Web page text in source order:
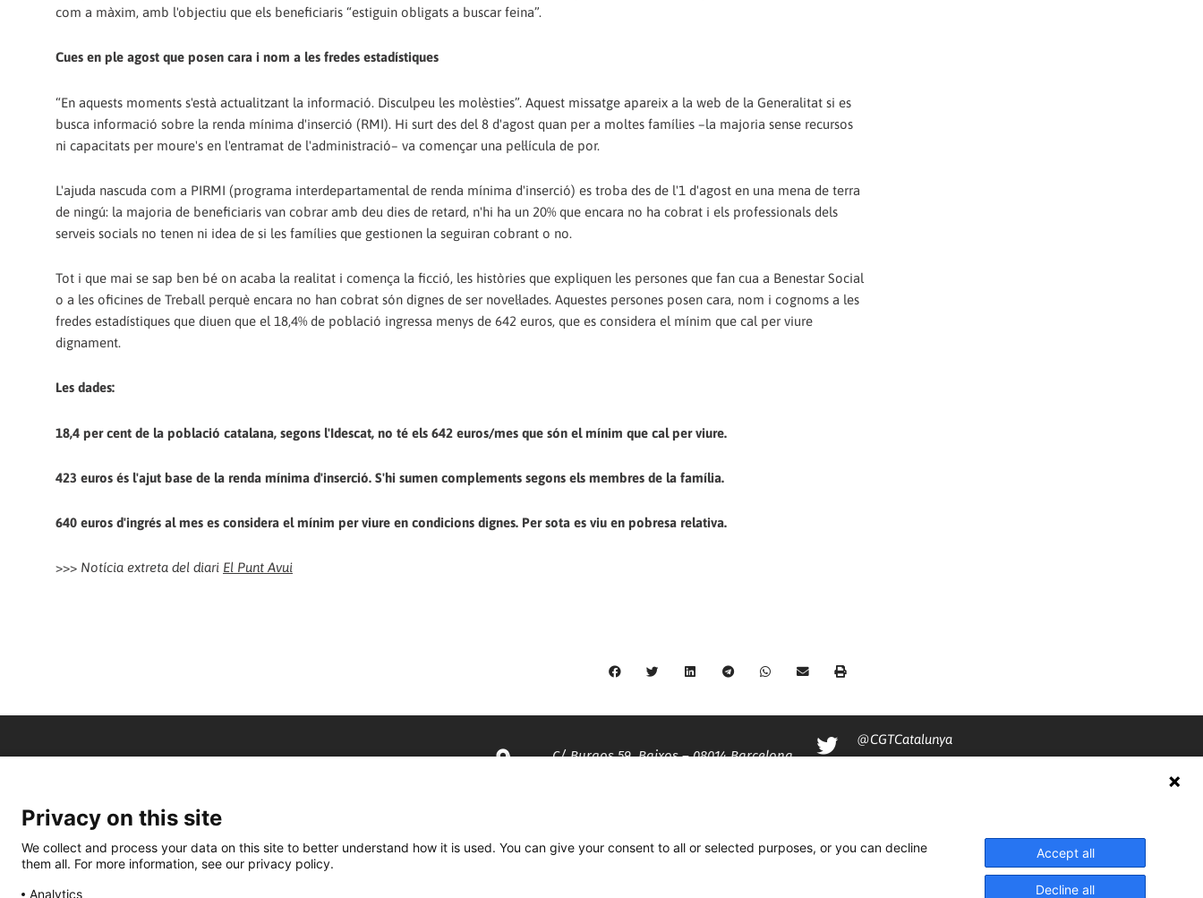
com a màxim, amb l'objectiu que els beneficiaris “estiguin obligats a buscar feina”.
Cues en ple agost que posen cara i nom a les fredes estadístiques
“En aquests moments s'està actualitzant la informació. Disculpeu les molèsties”. Aquest missatge apareix a la web de la Generalitat si es
busca informació sobre la renda mínima d'inserció (RMI). Hi surt des del 8 d'agost quan per a moltes famílies –la majoria sense recursos
ni capacitats per moure's en l'entramat de l'administració– va començar una pel·lícula de por.
L'ajuda nascuda com a PIRMI (programa interdepartamental de renda mínima d'inserció) es troba des de l'1 d'agost en una mena de terra
de ningú: la majoria de beneficiaris van cobrar amb deu dies de retard, n'hi ha un 20% que encara no ha cobrat i els professionals dels
serveis socials no tenen ni idea de si les famílies que gestionen la seguiran cobrant o no.
Tot i que mai se sap ben bé on acaba la realitat i comença la ficció, les històries que expliquen les persones que fan cua a Benestar Social
o a les oficines de Treball perquè encara no han cobrat són dignes de ser novel·lades. Aquestes persones posen cara, nom i cognoms a les
fredes estadístiques que diuen que el 18,4% de població ingressa menys de 642 euros, que es considera el mínim que cal per viure
dignament.
Les dades:
18,4 per cent de la població catalana, segons l'Idescat, no té els 642 euros/mes que són el mínim que cal per viure.
423 euros és l'ajut base de la renda mínima d'inserció. S'hi sumen complements segons els membres de la família.
640 euros d'ingrés al mes es considera el mínim per viure en condicions dignes. Per sota es viu en pobresa relativa.
>>> Notícia extreta del diari El Punt Avui
C/ Burgos 59, Baixos – 08014 Barcelona
@CGTCatalunya
cgtcatalunya
Privacy on this site
We collect and process your data on this site to better understand how it is used. You can give your consent to all or selected purposes, or you can decline
them all. For more information, see our privacy policy.
Analytics
Accept all
Decline all